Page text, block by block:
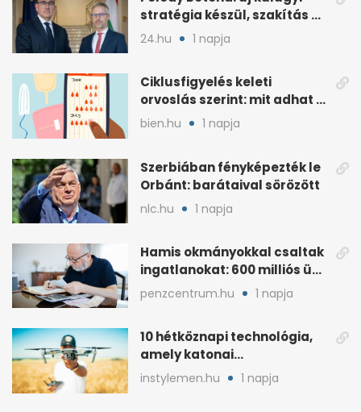
stratégia készül, szakítás a
MAGA-vonallal
24.hu 1 napja
Ciklusfigyelés keleti
orvoslás szerint: mit adhat a
menstruációs appok mellé?
bien.hu 1 napja
Szerbiában fényképezték le
Orbánt: barátaival sörözött
nlc.hu 1 napja
Hamis okmányokkal csaltak
ingatlanokat: 600 milliós ügy
Pestben
penzcentrum.hu 1 napja
10 hétköznapi technológia,
amely katonai
fejlesztésként indult
instylemen.hu 1 napja